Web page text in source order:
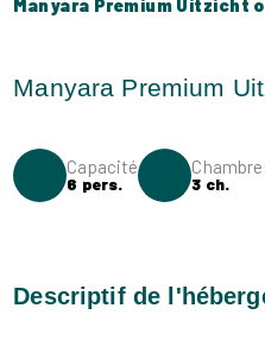
Manyara Premium Uitzicht
Capacité
6 pers. 3 ch.
Descriptif de